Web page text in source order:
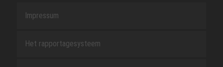
Impressum
Het rapportagesysteem